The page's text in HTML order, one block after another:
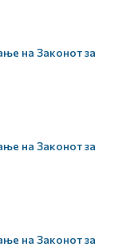
на Законот за
на Законот за
на Законот за